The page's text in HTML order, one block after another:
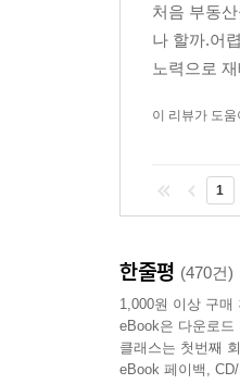
처음 부동
나 할까.어
노력으로
이 리뷰가 도
1
한줄평 (470건)
1,000원 이상 구매
eBook은 다운로
클래스는 첫번째
eBook 페이백,